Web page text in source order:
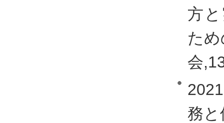
方
た
会
務と